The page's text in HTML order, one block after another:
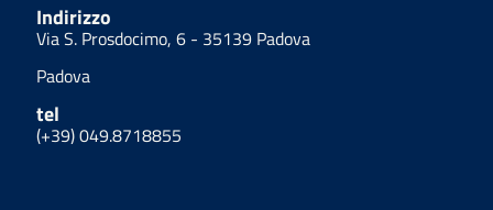
Indirizzo
Via S. Prosdocimo, 6 - 35139 Padova
Padova
tel
(+39) 049.8718855